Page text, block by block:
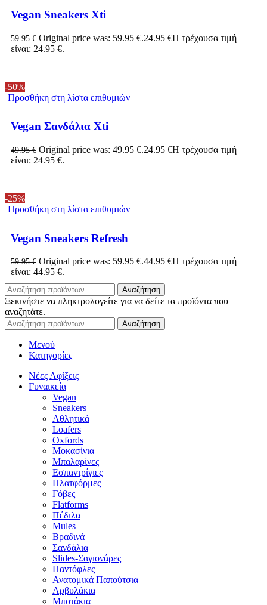
Vegan Sneakers Xti
59.95€ Original price was: 59.95 €.24.95 €Η τρέχουσα τιμή
είναι: 24.95 €.
-50%
Προσθήκη στη λίστα επιθυμιών
Vegan Σανδάλια Xti
49.95€ Original price was: 49.95 €.24.95 €Η τρέχουσα τιμή
είναι: 24.95 €.
-25%
Προσθήκη στη λίστα επιθυμιών
Vegan Sneakers Refresh
59.95€ Original price was: 59.95 €.44.95 €Η τρέχουσα τιμή
είναι: 44.95 €.
Αναζήτηση
Ξεκινήστε να πληκτρολογείτε για να δείτε τα προϊόντα που
αναζητάτε.
Αναζήτηση
Μενού
Κατηγορίες
Νέες Αφίξεις
Γυναικεία
Vegan
Sneakers
Αθλητικά
Loafers
Oxfords
Μοκασίνια
Μπαλαρίνες
Εσπαντρίγιες
Πλατφόρμες
Γόβες
Flatforms
Πέδιλα
Mules
Βραδινά
Σανδάλια
Slides-Σαγιονάρες
Παντόφλες
Ανατομικά Παπούτσια
Αρβυλάκια
Μποτάκια